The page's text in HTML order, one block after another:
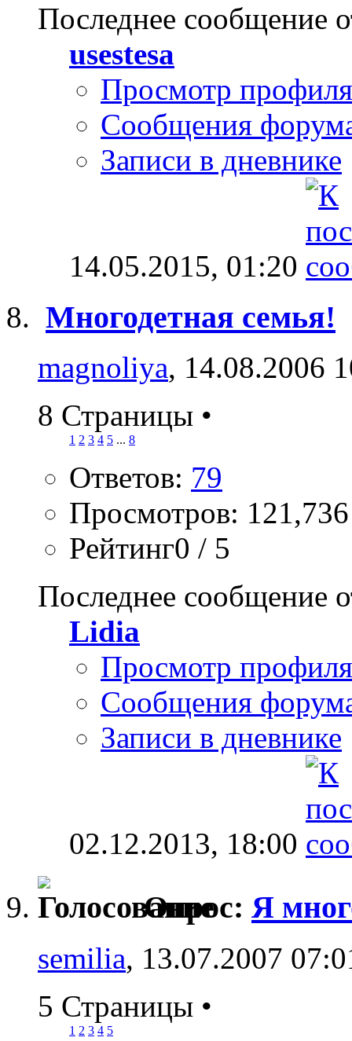
Последнее сообщение
usestesa
Просмотр профиля
Сообщения
Записи в дневнике
14.05.2015, 01:20
Многодетная семья!
magnoliya, 14.08.2006
8 Страницы •
1 2 3 4 5 ... 8
Ответов: 79
Просмотров: 121,736
Рейтинг0 / 5
Последнее сообщение
Lidia
Просмотр профиля
Сообщения
Записи в дневнике
02.12.2013, 18:00
Опрос: Я
semilia, 13.07.2007
5 Страницы •
1 2 3 4 5